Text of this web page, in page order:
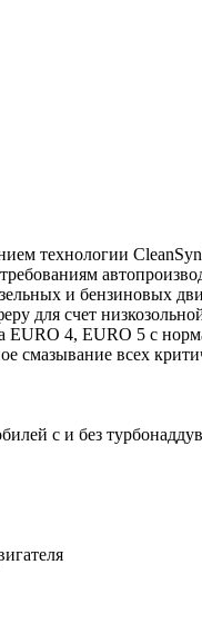
технологии
и бензиновых
для счет
EURO 4, EURO 5 с
смазывание всех
с и без